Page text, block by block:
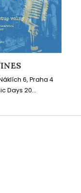
6, Praha 4
Days 20...